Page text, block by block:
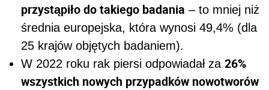
przystąpiło do takiego badania – to mniej niż
średnia europejska, która wynosi 49,4% (dla
25 krajów objętych badaniem).
W 2022 roku rak piersi odpowiadał za 26%
wszystkich nowych przypadków nowotworów